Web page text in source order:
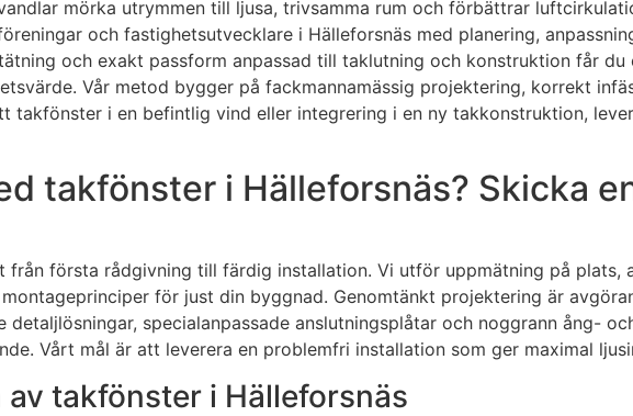
mörka utrymmen till ljusa, trivsamma rum och förbättrar
och fastighetsutvecklare i Hälleforsnäs med planering,
och exakt passform anpassad till taklutning och konstruktion får
Vår metod bygger på fackmannamässig projektering, korrekt
takfönster i en befintlig vind eller integrering i en ny takkonstruktion,
takfönster i Hälleforsnäs? Skicka
från första rådgivning till färdig installation. Vi utför uppmätning på plats,
för just din byggnad. Genomtänkt projektering är
specialanpassade anslutningsplåtar och noggrann ång-
Vårt mål är att leverera en problemfri installation som ger maximal
takfönster i Hälleforsnäs